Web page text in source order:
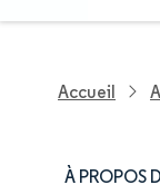
Accueil
À PROPOS